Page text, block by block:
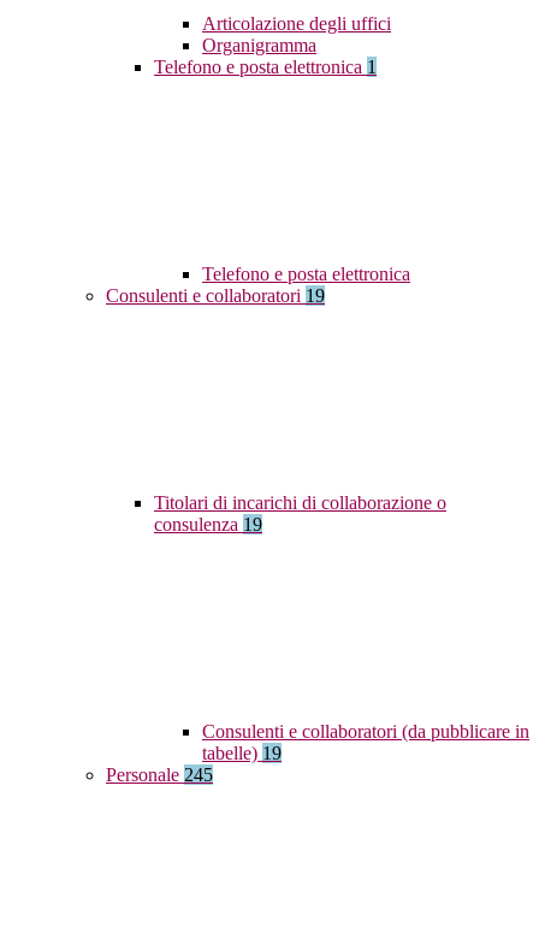
Articolazione degli uffici
Organigramma
Telefono e posta elettronica 1
Telefono e posta elettronica
Consulenti e collaboratori 19
Titolari di incarichi di collaborazione o
consulenza 19
Consulenti e collaboratori (da pubblicare in
tabelle) 19
Personale 245